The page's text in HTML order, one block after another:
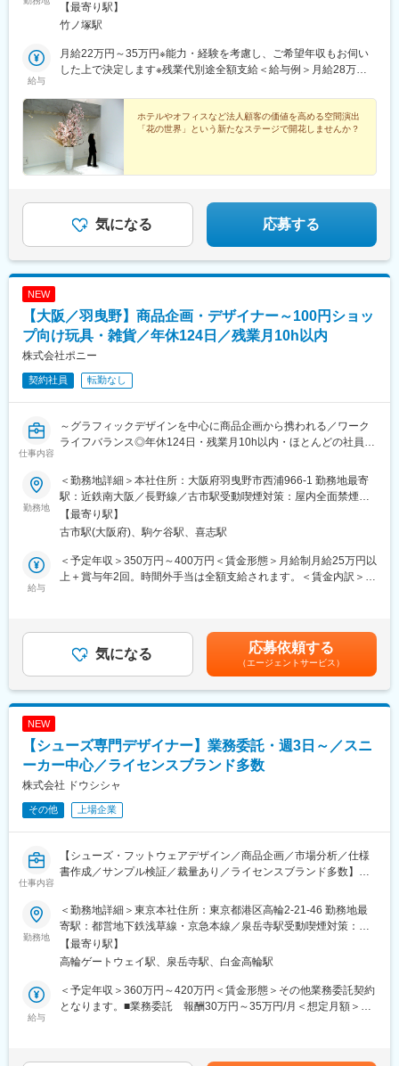
リスマス装飾期は茨城県取手市の工場勤務となります（最寄駅か
ら送迎あり／マイカー通勤も可）
【最寄り駅】
竹ノ塚駅
給与
月給22万円～35万円※能力・経験を考慮し、ご希望年収もお伺い
した上で決定します※残業代別途全額支給＜給与例＞月給28万円
ホテルやオフィスなど法人顧客の価値を高める空間演出
「花の世界」という新たなステージで開花しませんか？
気になる 応募する
NEW
【大阪／羽曳野】商品企画・デザイナー～100円ショッ
プ向け玩具・雑貨／年休124日／残業月10h以内
株式会社ポニー
契約社員 転勤なし
仕事内容
～グラフィックデザインを中心に商品企画から携われる／ワーク
ライフバランス◎年休124日・残業月10h以内・ほとんどの社員が
■業務概要
全国の大手100円ショップ（ダイソー・セリア・キャンドゥ・ワ
ッツなど）で販売される玩具・雑貨・文具の商品企画・デザイン
業務をお任せします。
主に乳幼児から小学生向けの商品を担当し、企画立案から商品デ
ザイン、試作、パッケージデザイン、量産化まで一貫して携わっ
ていただきます。
■業務詳細
・玩具・雑貨の商品企画およびデザイン業務
※企画立案から発売までは、おおよそ10ヶ月～1年程度となってい
ます。
■業務の魅力
毎月3～5件ほどの企画が商品化に向けて進行し、年間20～30点以
を感じられるお仕事です。
扱う商品は、おままごと玩具やトイブロック、文具・雑貨など幅
広く携わります。
■就業環境
◎完全週休2日制（祝日がある週は、土曜日出勤年1～2回あり)
◎年間休日124日（夏季休暇3日、年末年始休暇7日もあり）
◎残業月10時間以内。ほとんどの社員が定時退社しています。
勤務地
＜勤務地詳細＞本社住所：大阪府羽曳野市西浦966-1 勤務地最寄
駅：近鉄南大阪／長野線／古市駅受動喫煙対策：屋内全面禁煙変
更の範囲：無
【最寄り駅】
古市駅(大阪府)、駒ケ谷駅、喜志駅
給与
＜予定年収＞350万円～400万円＜賃金形態＞月給制月給25万円以
上＋賞与年2回。時間外手当は全額支給されます。＜賃金内訳＞月
実績：2ヶ月分）賃金はあくまでも目安の金額であり、選考を通じ
て上下する可能性があります。月給(月額)は固定手当を含めた表記
気になる 応募依頼する
（エージェントサービス）
NEW
【シューズ専門デザイナー】業務委託・週3日～／スニ
ーカー中心／ライセンスブランド多数
株式会社 ドウシシャ
その他 上場企業
仕事内容
【シューズ・フットウェアデザイン／商品企画／市場分析／仕様
書作成／サンプル検証／裁量あり／ライセンスブランド多数】
スニーカーを中心としたシューズのデザインと量産までを一気通
貫で担当いただきます。
■仕事内容
シューズのデザインををお任せします。
具体的には
・市場分析・価格帯設定を踏まえた商品企画立案
・デザイン画の作成
勤務地
＜勤務地詳細＞東京本社住所：東京都港区高輪2-21-46 勤務地最
寄駅：都営地下鉄浅草線・京急本線／泉岳寺駅受動喫煙対策：屋
内全面禁煙変更の範囲：会社の定める事業所
【最寄り駅】
高輪ゲートウェイ駅、泉岳寺駅、白金高輪駅
給与
＜予定年収＞360万円～420万円＜賃金形態＞その他業務委託契約
となります。■業務委託 報酬30万円～35万円/月＜想定月額＞